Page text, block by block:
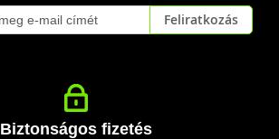
Feliratkozás
Biztonságos fizetés